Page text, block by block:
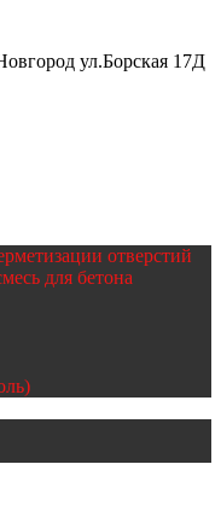
ул.Борская 17Д
отверстий
для бетона